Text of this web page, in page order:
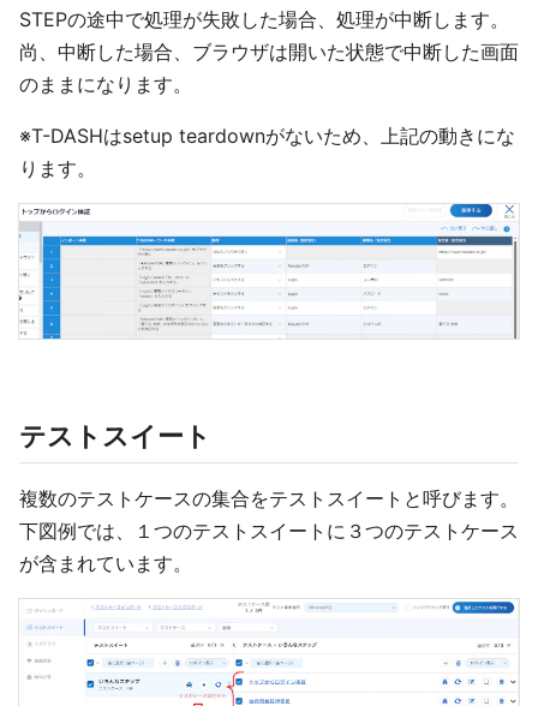
STEPの途中で処理が失敗した場合、処理が中断します。
尚、中断した場合、ブラウザは開いた状態で中断した画面
のままになります。
※T-DASHはsetup teardownがないため、上記の動きにな
ります。
テストスイート
複数のテストケースの集合をテストスイートと呼びます。
下図例では、１つのテストスイートに３つのテストケース
が含まれています。